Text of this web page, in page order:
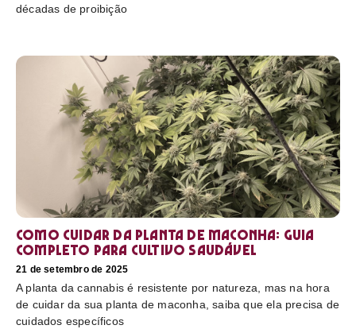
décadas de proibição
Como cuidar da planta de maconha: guia
completo para cultivo saudável
21 de setembro de 2025
A planta da cannabis é resistente por natureza, mas na hora
de cuidar da sua planta de maconha, saiba que ela precisa de
cuidados específicos